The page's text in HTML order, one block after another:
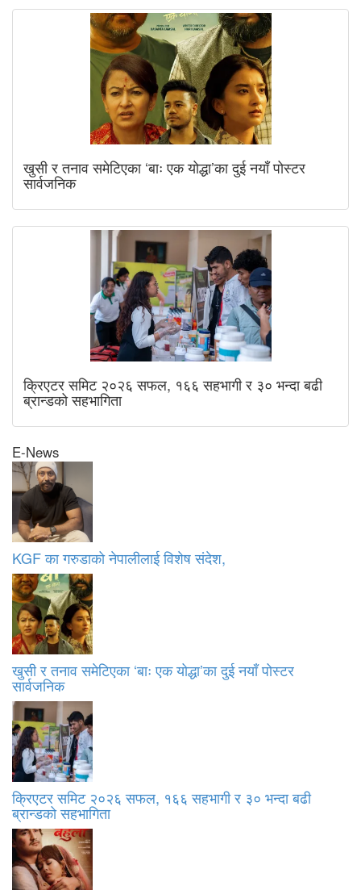
खुसी र तनाव समेटिएका ‘बाः एक योद्धा’का दुई नयाँ पोस्टर
सार्वजनिक
क्रिएटर समिट २०२६ सफल, १६६ सहभागी र ३० भन्दा बढी
ब्रान्डको सहभागिता
E-News
KGF का गरुडाको नेपालीलाई विशेष संदेश,
खुसी र तनाव समेटिएका ‘बाः एक योद्धा’का दुई नयाँ पोस्टर
सार्वजनिक
क्रिएटर समिट २०२६ सफल, १६६ सहभागी र ३० भन्दा बढी
ब्रान्डको सहभागिता